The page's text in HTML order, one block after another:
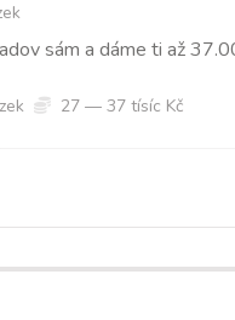
sám a dáme ti až
27 — 37 tísíc Kč